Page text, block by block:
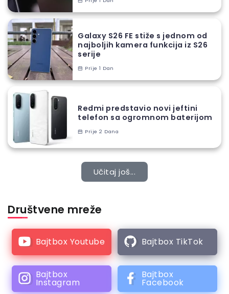
Galaxy S26 FE stiže s jednom od
najboljih kamera funkcija iz S26
serije
Prije 1 Dan
Redmi predstavio novi jeftini
telefon sa ogromnom baterijom
Prije 2 Dana
Učitaj još...
Društvene mreže
Bajtbox Youtube Bajtbox TikTok
Bajtbox
Instagram
Bajtbox
Facebook